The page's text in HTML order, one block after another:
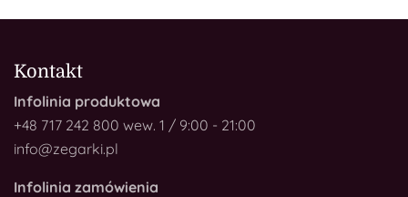
Kontakt
Infolinia produktowa
+48 717 242 800 wew. 1 / 9:00 - 21:00
info@zegarki.pl
Infolinia zamówienia